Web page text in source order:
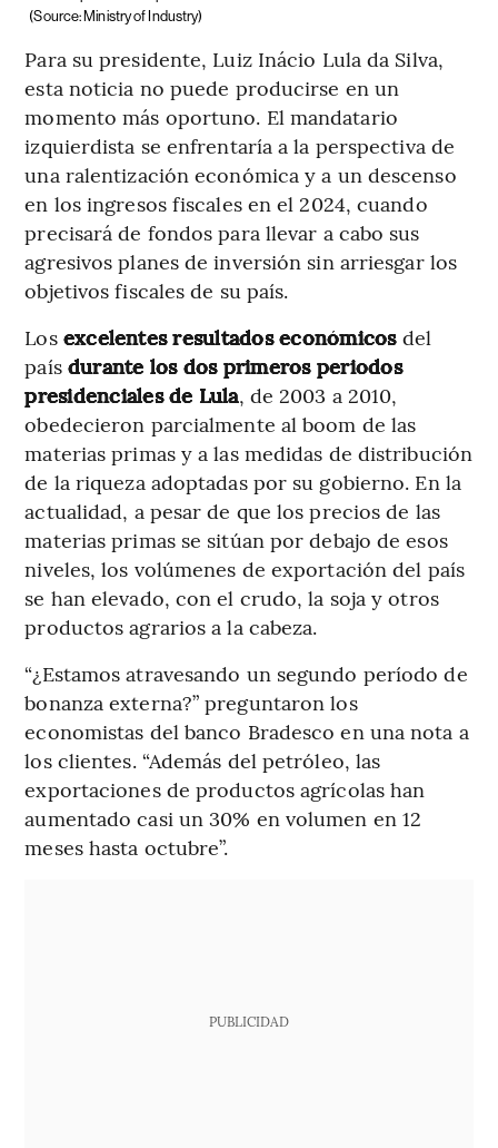
(Source: Ministry of Industry)
Para su presidente, Luiz Inácio Lula da Silva,
esta noticia no puede producirse en un
momento más oportuno. El mandatario
izquierdista se enfrentaría a la perspectiva de
una ralentización económica y a un descenso
en los ingresos fiscales en el 2024, cuando
precisará de fondos para llevar a cabo sus
agresivos planes de inversión sin arriesgar los
objetivos fiscales de su país.
Los excelentes resultados económicosdel
país durante los dos primeros periodos
presidenciales de Lula, de 2003 a 2010,
obedecieron parcialmente al boom de las
materias primas y a las medidas de distribución
de la riqueza adoptadas por su gobierno. En la
actualidad, a pesar de que los precios de las
materias primas se sitúan por debajo de esos
niveles, los volúmenes de exportación del país
se han elevado, con el crudo, la soja y otros
productos agrarios a la cabeza.
“¿Estamos atravesando un segundo período de
bonanza externa?” preguntaron los
economistas del banco Bradesco en una nota a
los clientes. “Además del petróleo, las
exportaciones de productos agrícolas han
aumentado casi un 30% en volumen en 12
meses hasta octubre”.
PUBLICIDAD